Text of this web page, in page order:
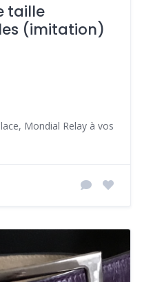
taille
(imitation)
Mondial Relay à vos